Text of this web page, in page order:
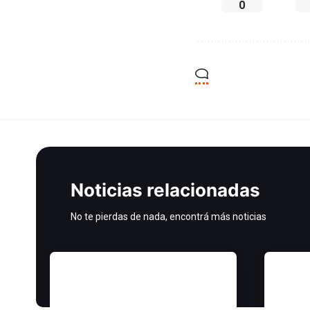
0
Noticias relacionadas
No te pierdas de nada, encontrá más noticias